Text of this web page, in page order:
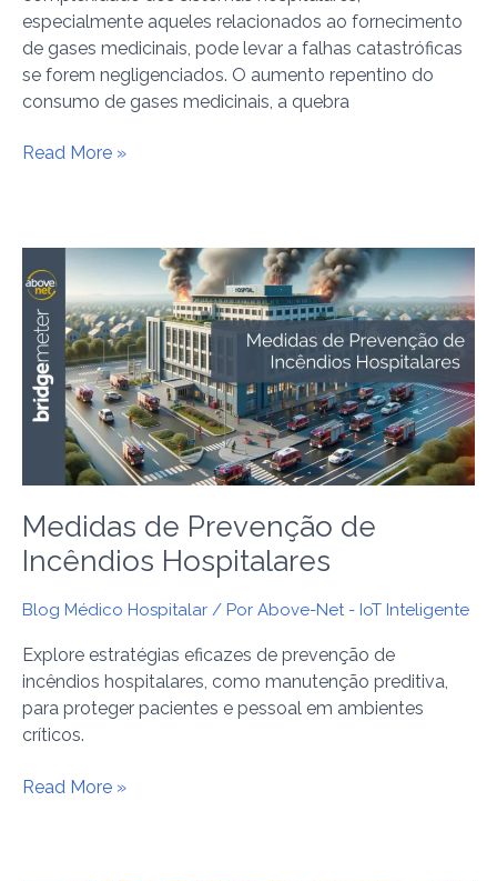
especialmente aqueles relacionados ao fornecimento
de gases medicinais, pode levar a falhas catastróficas
se forem negligenciados. O aumento repentino do
consumo de gases medicinais, a quebra
Read More »
Medidas de Prevenção de
Incêndios Hospitalares
Blog Médico Hospitalar / Por Above-Net - IoT Inteligente
Explore estratégias eficazes de prevenção de
incêndios hospitalares, como manutenção preditiva,
para proteger pacientes e pessoal em ambientes
críticos.
Medidas
de
Prevenção
de
Incêndios
Hospitalares
Read More »